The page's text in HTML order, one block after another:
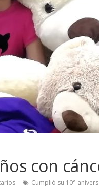
con
Cumplió su 10°